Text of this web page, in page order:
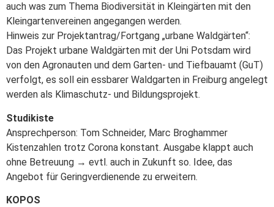
auch was zum Thema Biodiversität in Kleingärten mit den
Kleingartenvereinen angegangen werden.
Hinweis zur Projektantrag/Fortgang „urbane Waldgärten“:
Das Projekt urbane Waldgärten mit der Uni Potsdam wird
von den Agronauten und dem Garten- und Tiefbauamt (GuT)
verfolgt, es soll ein essbarer Waldgarten in Freiburg angelegt
werden als Klimaschutz- und Bildungsprojekt.
Studikiste
Ansprechperson: Tom Schneider, Marc Broghammer
Kistenzahlen trotz Corona konstant. Ausgabe klappt auch
ohne Betreuung → evtl. auch in Zukunft so. Idee, das
Angebot für Geringverdienende zu erweitern.
KOPOS